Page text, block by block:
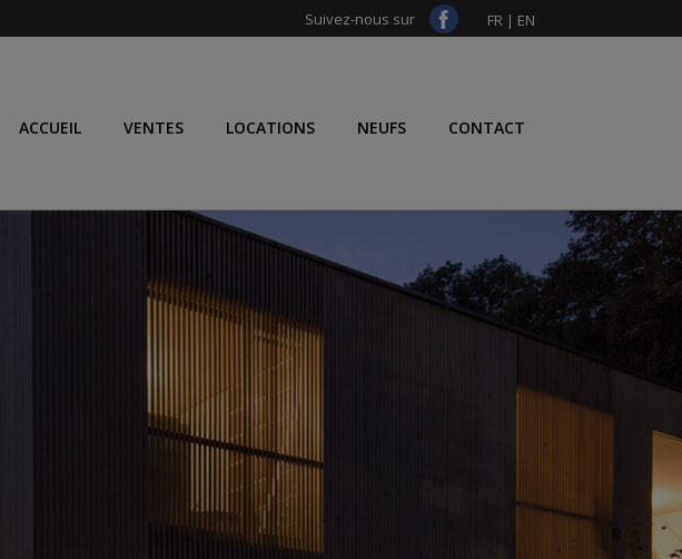
Suivez-nous sur FR | EN
ACCUEIL VENTES LOCATIONS NEUFS CONTACT